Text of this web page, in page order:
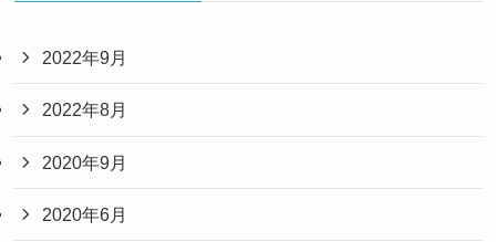
2022年9月
2022年8月
2020年9月
2020年6月